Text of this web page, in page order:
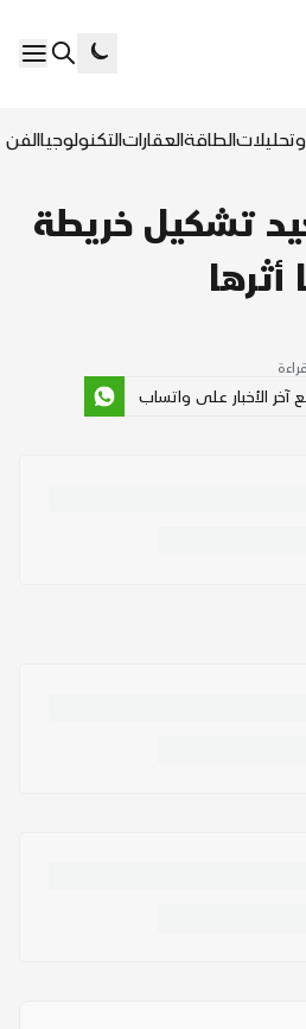
وتحليلاتالطاقةالعقاراتالتكنولوجياالفن
تشكيل خريطة
آخر الأخبار على واتساب